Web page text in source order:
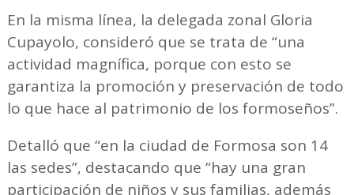
En la misma línea, la delegada zonal Gloria
Cupayolo, consideró que se trata de “una
actividad magnífica, porque con esto se
garantiza la promoción y preservación de todo
lo que hace al patrimonio de los formoseños”.
Detalló que “en la ciudad de Formosa son 14
las sedes”, destacando que “hay una gran
participación de niños y sus familias, además